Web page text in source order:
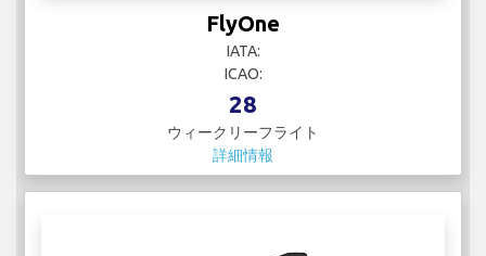
FlyOne
IATA:
ICAO:
28
ウィークリーフライト
詳細情報